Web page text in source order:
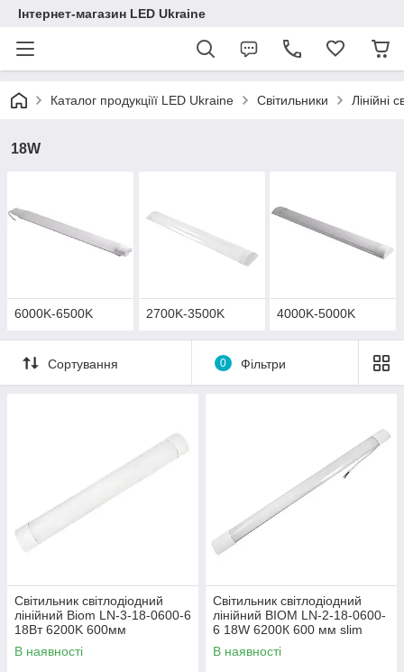
Інтернет-магазин LED Ukraine
Каталог продукціїї LED Ukraine Світильники Лінійні
18W
6000K-6500K 2700K-3500K 4000K-5000K
Сортування 0 Фільтри
Світильник світлодіодний
лінійний Biom LN-3-18-0600-6
18Вт 6200K 600мм
В наявності
Світильник світлодіодний
лінійний BIOM LN-2-18-0600-
6 18W 6200К 600 мм slim
В наявності